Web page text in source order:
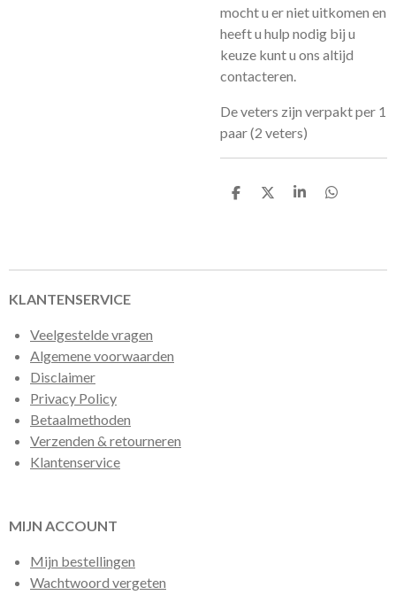
mocht u er niet uitkomen en
heeft u hulp nodig bij u
keuze kunt u ons altijd
contacteren.
De veters zijn verpakt per 1
paar (2 veters)
D
D
S
D
KLANTENSERVICE
Veelgestelde vragen
Algemene voorwaarden
Disclaimer
Privacy Policy
Betaalmethoden
Verzenden & retourneren
Klantenservice
MIJN ACCOUNT
Mijn bestellingen
Wachtwoord vergeten